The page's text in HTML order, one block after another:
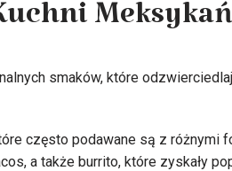
smaków, które
często podawane są z różnymi
a także burrito, które zyskały